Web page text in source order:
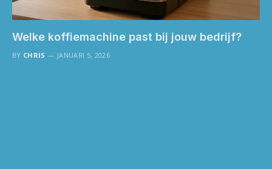
Welke koffiemachine past bij jouw bedrijf?
BY CHRIS JANUARI 5, 2026